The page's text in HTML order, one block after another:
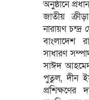
অনুষ্ঠানে
জাতীয়
নারায়ণ
বাংলাদেশ
সাধারণ
সাঈদ
পুতুল, দীন
প্রশিক্ষণের